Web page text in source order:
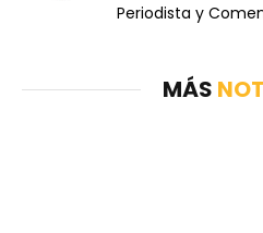
Periodista y
MÁS